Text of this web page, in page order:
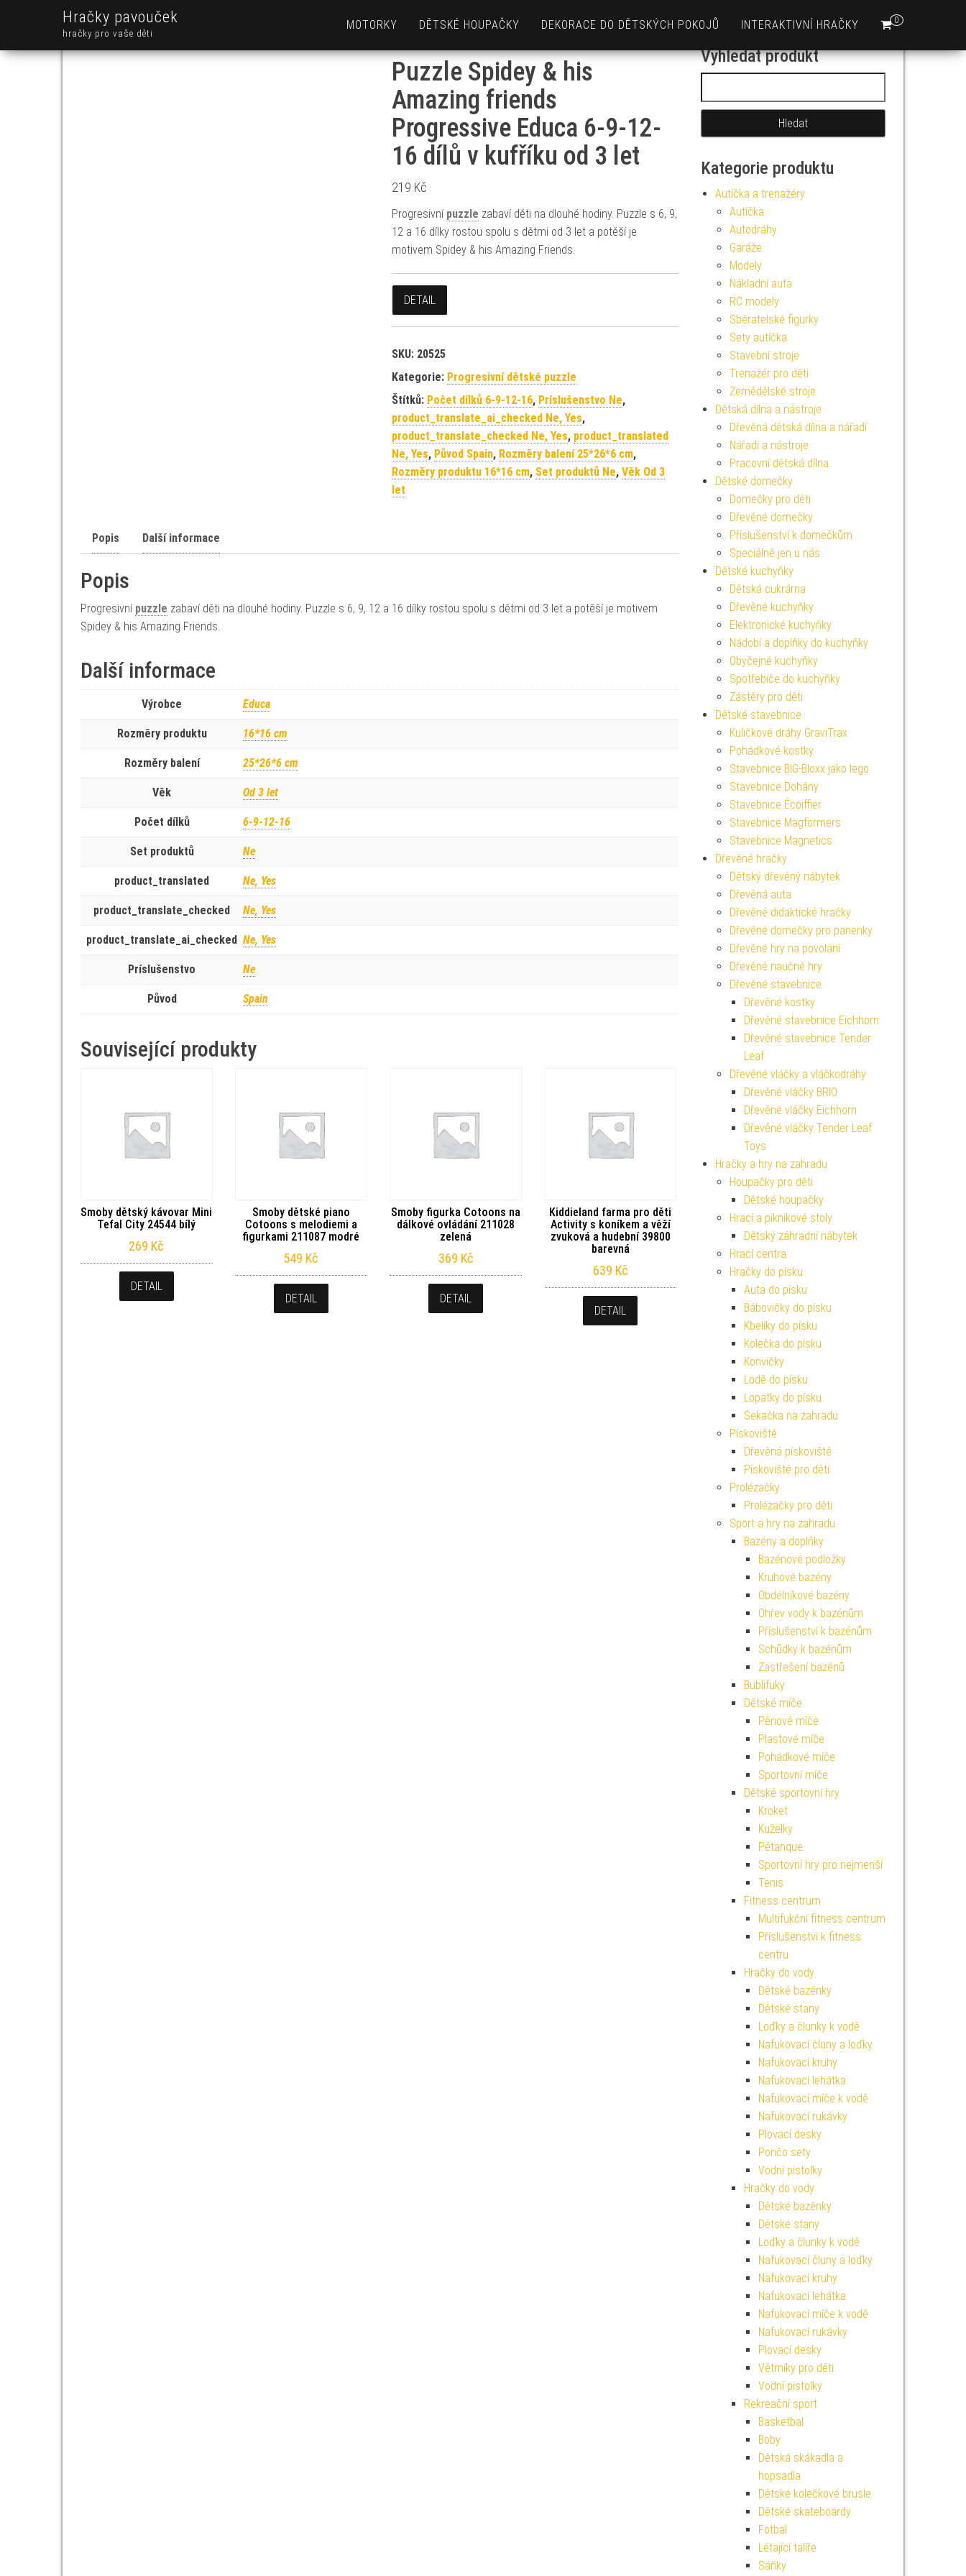
Hračky pavouček
hračky pro vaše děti
0
MOTORKY DĚTSKÉ HOUPAČKY DEKORACE DO DĚTSKÝCH POKOJŮ INTERAKTIVNÍ HRAČKY
Puzzle Spidey & his
Amazing friends
Progressive Educa 6-9-12-
16 dílů v kufříku od 3 let
219 Kč
Progresivní puzzle zabaví děti na dlouhé hodiny. Puzzle s 6, 9,
12 a 16 dílky rostou spolu s dětmi od 3 let a potěší je
motivem Spidey & his Amazing Friends.
DETAIL
SKU: 20525
Kategorie: Progresivní dětské puzzle
Štítků: Počet dílků 6-9-12-16, Príslušenstvo Ne,
product_translate_ai_checked Ne, Yes,
product_translate_checked Ne, Yes, product_translated
Ne, Yes, Původ Spain, Rozměry balení 25*26*6 cm,
Rozměry produktu 16*16 cm, Set produktů Ne, Věk Od 3
let
Popis Další informace
Popis
Progresivní puzzle zabaví děti na dlouhé hodiny. Puzzle s 6, 9, 12 a 16 dílky rostou spolu s dětmi od 3 let a potěší je motivem
Spidey & his Amazing Friends.
Další informace
Výrobce Educa
Rozměry produktu 16*16 cm
Rozměry balení 25*26*6 cm
Věk Od 3 let
Počet dílků 6-9-12-16
Set produktů Ne
product_translated Ne, Yes
product_translate_checked Ne, Yes
product_translate_ai_checked Ne, Yes
Príslušenstvo Ne
Původ Spain
Související produkty
Smoby dětský kávovar Mini
Tefal City 24544 bílý
269 Kč
DETAIL
Smoby dětské piano
Cotoons s melodiemi a
figurkami 211087 modré
549 Kč
DETAIL
Smoby figurka Cotoons na
dálkové ovládání 211028
zelená
369 Kč
DETAIL
Kiddieland farma pro děti
Activity s koníkem a věží
zvuková a hudební 39800
barevná
639 Kč
DETAIL
Vyhledat produkt
Kategorie produktu
Autíčka a trenažéry
Autíčka
Autodráhy
Garáže
Modely
Nákladní auta
RC modely
Sběratelské figurky
Sety autíčka
Stavební stroje
Trenažér pro děti
Zemědělské stroje
Dětská dílna a nástroje
Dřevěná dětská dílna a nářadí
Nářadí a nástroje
Pracovní dětská dílna
Dětské domečky
Domečky pro děti
Dřevěné domečky
Příslušenství k domečkům
Speciálně jen u nás
Dětské kuchyňky
Dětská cukrárna
Dřevěné kuchyňky
Elektronické kuchyňky
Nádobí a doplňky do kuchyňky
Obyčejné kuchyňky
Spotřebiče do kuchyňky
Zástěry pro děti
Dětské stavebnice
Kuličkové dráhy GraviTrax
Pohádkové kostky
Stavebnice BIG-Bloxx jako lego
Stavebnice Dohány
Stavebnice Écoiffier
Stavebnice Magformers
Stavebnice Magnetics
Dřevěné hračky
Dětský dřevěný nábytek
Dřevěná auta
Dřevěné didaktické hračky
Dřevěné domečky pro panenky
Dřevěné hry na povolání
Dřevěné naučné hry
Dřevěné stavebnice
Dřevěné kostky
Dřevěné stavebnice Eichhorn
Dřevěné stavebnice Tender
Leaf
Dřevěné vláčky a vláčkodráhy
Dřevěné vláčky BRIO
Dřevěné vláčky Eichhorn
Dřevěné vláčky Tender Leaf
Toys
Hračky a hry na zahradu
Houpačky pro děti
Dětské houpačky
Hrací a piknikové stoly
Dětský záhradní nábytek
Hrací centra
Hračky do písku
Auta do písku
Bábovičky do písku
Kbelíky do písku
Kolečka do písku
Konvičky
Lodě do písku
Lopatky do písku
Sekačka na zahradu
Pískoviště
Dřevěná pískoviště
Pískoviště pro děti
Prolézačky
Prolézačky pro děti
Sport a hry na zahradu
Bazény a doplňky
Bazénové podložky
Kruhové bazény
Obdélníkové bazény
Ohřev vody k bazénům
Příslušenství k bazénům
Schůdky k bazénům
Zastřešení bazénů
Bublifuky
Dětské míče
Pěnové míče
Plastové míče
Pohádkové míče
Sportovní míče
Dětské sportovní hry
Kroket
Kuželky
Pétanque
Sportovní hry pro nejmenší
Tenis
Fitness centrum
Multifukční fitness centrum
Příslušenství k fitness
centru
Hračky do vody
Dětské bazénky
Dětské stany
Loďky a člunky k vodě
Nafukovací čluny a loďky
Nafukovací kruhy
Nafukovací lehátka
Nafukovací míče k vodě
Nafukovací rukávky
Plovací desky
Pončo sety
Vodní pistolky
Hračky do vody
Dětské bazénky
Dětské stany
Loďky a člunky k vodě
Nafukovací čluny a loďky
Nafukovací kruhy
Nafukovací lehátka
Nafukovací míče k vodě
Nafukovací rukávky
Plovací desky
Větrníky pro děti
Vodní pistolky
Rekreační sport
Basketbal
Boby
Dětská skákadla a
hopsadla
Dětské kolečkové brusle
Dětské skateboardy
Fotbal
Létající talíře
Sáňky